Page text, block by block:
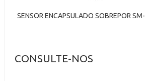
SENSOR ENCAPSULADO SOBREPOR
CONSULTE-NOS